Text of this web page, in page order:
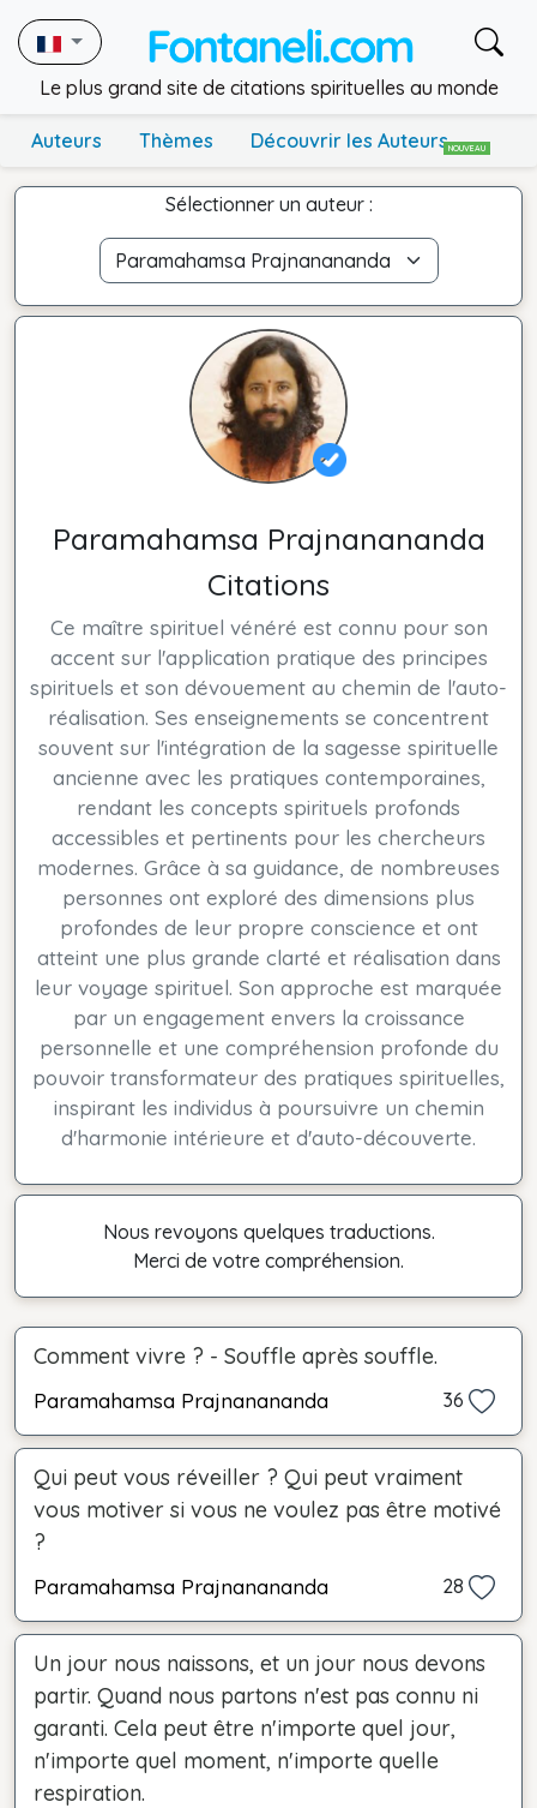
Le plus grand site de citations spirituelles au monde
Auteurs Thèmes Découvrir les AuteursNOUVEAU
Sélectionner un auteur :
Paramahamsa Prajnanananda
Citations
Ce maître spirituel vénéré est connu pour son
accent sur l'application pratique des principes
spirituels et son dévouement au chemin de l'auto-
réalisation. Ses enseignements se concentrent
souvent sur l'intégration de la sagesse spirituelle
ancienne avec les pratiques contemporaines,
rendant les concepts spirituels profonds
accessibles et pertinents pour les chercheurs
modernes. Grâce à sa guidance, de nombreuses
personnes ont exploré des dimensions plus
profondes de leur propre conscience et ont
atteint une plus grande clarté et réalisation dans
leur voyage spirituel. Son approche est marquée
par un engagement envers la croissance
personnelle et une compréhension profonde du
pouvoir transformateur des pratiques spirituelles,
inspirant les individus à poursuivre un chemin
d'harmonie intérieure et d'auto-découverte.
Nous revoyons quelques traductions.
Merci de votre compréhension.
Comment vivre ? - Souffle après souffle.
Paramahamsa Prajnanananda 36
Qui peut vous réveiller ? Qui peut vraiment
vous motiver si vous ne voulez pas être motivé
?
Paramahamsa Prajnanananda 28
Un jour nous naissons, et un jour nous devons
partir. Quand nous partons n'est pas connu ni
garanti. Cela peut être n'importe quel jour,
n'importe quel moment, n'importe quelle
respiration.